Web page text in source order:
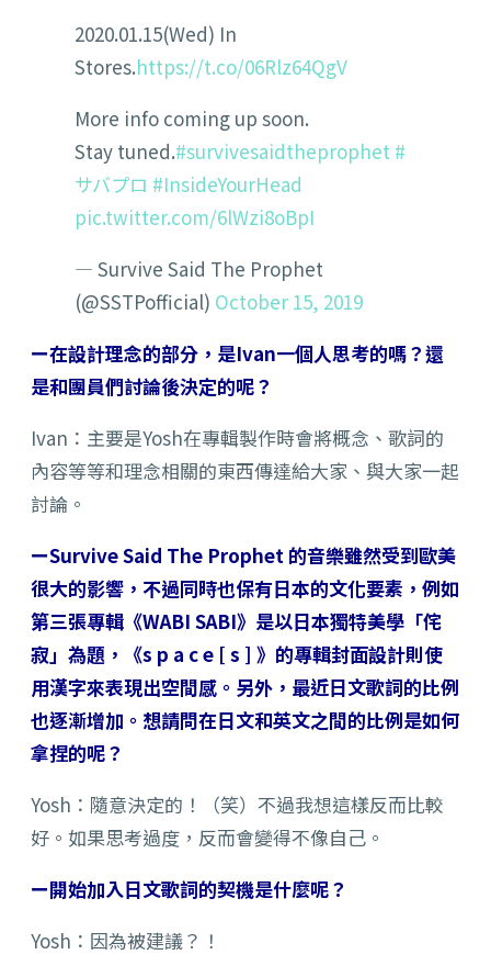
2020.01.15(Wed) In
Stores.https://t.co/06Rlz64QgV
More info coming up soon.
Stay tuned.#survivesaidtheprophet #
サバプロ #InsideYourHead
pic.twitter.com/6lWzi8oBpI
— Survive Said The Prophet
(@SSTPofficial) October 15, 2019
ー在設計理念的部分，是Ivan一個人思考的嗎？還
是和團員們討論後決定的呢？
Ivan：主要是Yosh在專輯製作時會將概念、歌詞的
內容等等和理念相關的東西傳達給大家、與大家一起
討論。
ーSurvive Said The Prophet 的音樂雖然受到歐美
很大的影響，不過同時也保有日本的文化要素，例如
第三張專輯《WABI SABI》是以日本獨特美學「侘
寂」為題，《s p a c e [ s ] 》的專輯封面設計則使
用漢字來表現出空間感。另外，最近日文歌詞的比例
也逐漸增加。想請問在日文和英文之間的比例是如何
拿捏的呢？
Yosh：隨意決定的！（笑）不過我想這樣反而比較
好。如果思考過度，反而會變得不像自己。
ー開始加入日文歌詞的契機是什麼呢？
Yosh：因為被建議？！